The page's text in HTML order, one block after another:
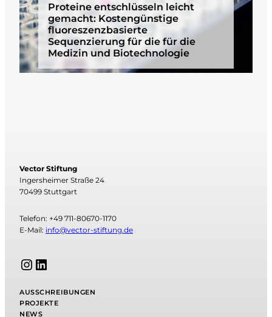
Proteine entschlüsseln leicht
gemacht: Kostengünstige
fluoreszenzbasierte
Sequenzierung für die für die
Medizin und Biotechnologie
Vector Stiftung
Ingersheimer Straße 24
70499 Stuttgart
Telefon: +49 711-80670-1170
E-Mail: info@vector-stiftung.de
Instagram
LinkedIn
AUSSCHREIBUNGEN
PROJEKTE
NEWS